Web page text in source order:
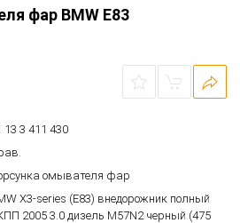
фар BMW E83
13 3 411 430